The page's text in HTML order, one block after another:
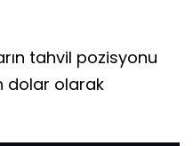
tahvil pozisyonu
dolar olarak